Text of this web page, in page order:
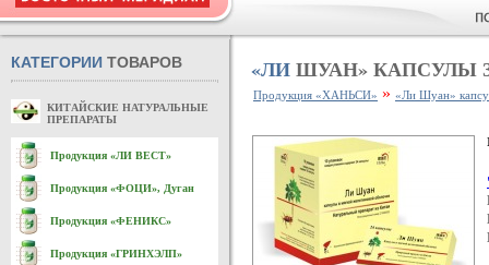
КАТЕГОРИИ ТОВАРОВ
КИТАЙСКИЕ НАТУРАЛЬНЫЕ
ПРЕПАРАТЫ
Продукция «ЛИ ВЕСТ»
Продукция «ФОЦИ», Дуган
Продукция «ФЕНИКС»
Продукция «ГРИНХЭЛП»
«ЛИШУАН» КАПСУЛЫ
Продукция «ХАНЬСИ» » «Ли Шуан»